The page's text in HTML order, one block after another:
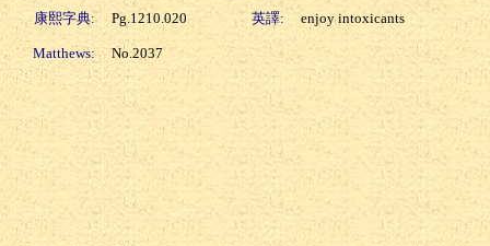
康熙字典: Pg.1210.020 英譯: enjoy intoxicants
Matthews: No.2037